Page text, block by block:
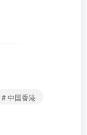
# 中国香港